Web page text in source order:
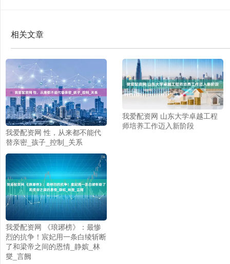
相关文章
我爱配资网 性，从来都不能代
替亲密_孩子_控制_关系
我爱配资网 山东大学卓越工程
师培养工作迈入新阶段
我爱配资网 《琅琊榜》：最惨
烈的抗争！宸妃用一条白绫斩断
了和梁帝之间的恩情_静嫔_林
燮_言阙